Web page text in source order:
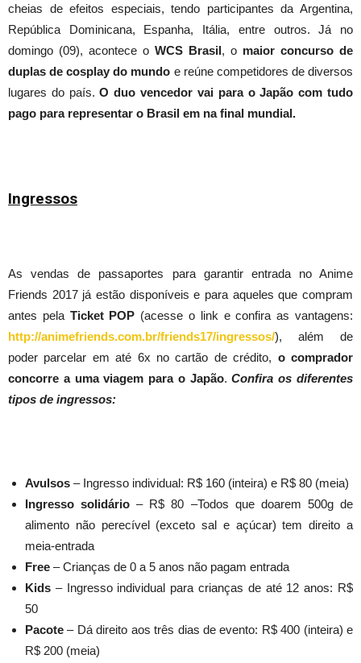
cheias de efeitos especiais, tendo participantes da Argentina,
República Dominicana, Espanha, Itália, entre outros. Já no
domingo (09), acontece o WCS Brasil, o maior concurso de
duplas de cosplay do mundo e reúne competidores de diversos
lugares do país.O duo vencedor vai para o Japão com tudo
pago para representar o Brasil em na final mundial.
Ingressos
As vendas de passaportes para garantir entrada no Anime
Friends 2017 já estão disponíveis e para aqueles que compram
antes pela Ticket POP (acesse o link e confira as vantagens:
http://animefriends.com.br/friends17/ingressos/), além de
poder parcelar em até 6x no cartão de crédito, o comprador
concorre a uma viagem para o Japão.Confira os diferentes
tipos de ingressos:
Avulsos – Ingresso individual: R$ 160 (inteira) e R$ 80 (meia)
Ingresso solidário – R$ 80 –Todos que doarem 500g de
alimento não perecível (exceto sal e açúcar) tem direito a
meia-entrada
Free – Crianças de 0 a 5 anos não pagam entrada
Kids – Ingresso individual para crianças de até 12 anos: R$
50
Pacote – Dá direito aos três dias de evento: R$ 400 (inteira) e
R$ 200 (meia)